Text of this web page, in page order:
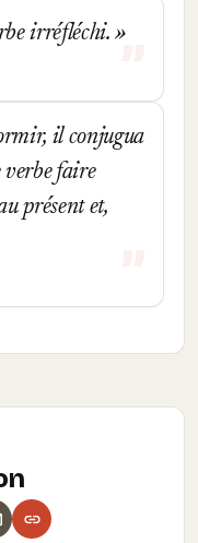
irréfléchi.
il conjugua
verbe faire
présent et,